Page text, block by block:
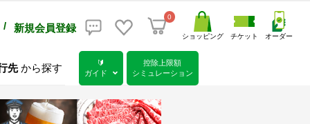
/ 新規会員登録
0
ショッピング チケット オーダー
先 から探す
🔰
ガイド
控除上限額
シミュレーション